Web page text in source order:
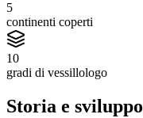
5
continenti coperti
10
gradi di vessillologo
Storia e sviluppo